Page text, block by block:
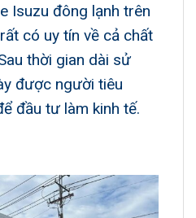
Isuzu đông lạnh trên
có uy tín về cả chất
thời gian dài sử
được người tiêu
đầu tư làm kinh tế.